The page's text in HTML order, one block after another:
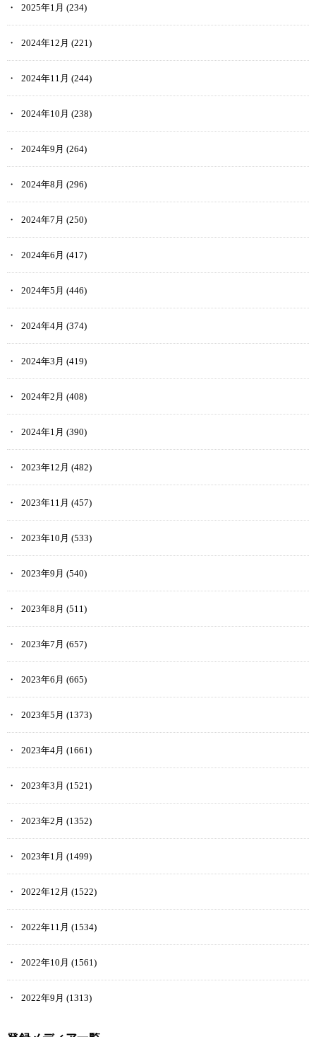
2025年1月 (234)
2024年12月 (221)
2024年11月 (244)
2024年10月 (238)
2024年9月 (264)
2024年8月 (296)
2024年7月 (250)
2024年6月 (417)
2024年5月 (446)
2024年4月 (374)
2024年3月 (419)
2024年2月 (408)
2024年1月 (390)
2023年12月 (482)
2023年11月 (457)
2023年10月 (533)
2023年9月 (540)
2023年8月 (511)
2023年7月 (657)
2023年6月 (665)
2023年5月 (1373)
2023年4月 (1661)
2023年3月 (1521)
2023年2月 (1352)
2023年1月 (1499)
2022年12月 (1522)
2022年11月 (1534)
2022年10月 (1561)
2022年9月 (1313)